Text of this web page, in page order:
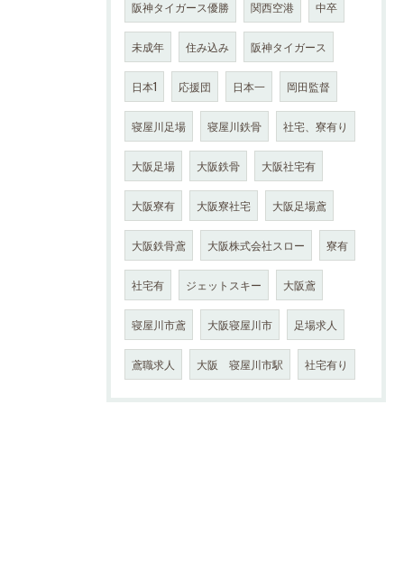
阪神タイガース優勝 関西空港 中卒
未成年 住み込み 阪神タイガース
日本1 応援団 日本一 岡田監督
寝屋川足場 寝屋川鉄骨 社宅、寮有り
大阪足場 大阪鉄骨 大阪社宅有
大阪寮有 大阪寮社宅 大阪足場鳶
大阪鉄骨鳶 大阪株式会社スロー 寮有
社宅有 ジェットスキー 大阪鳶
寝屋川市鳶 大阪寝屋川市 足場求人
鳶職求人 大阪 寝屋川市駅 社宅有り